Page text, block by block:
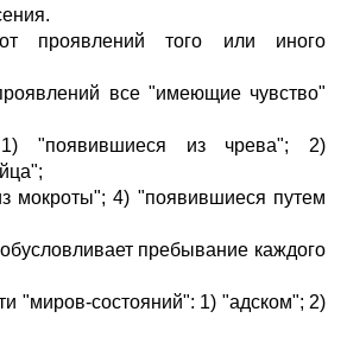
проявлений того или иного
все "имеющие чувство"
"появившиеся из чрева"; 2)
мокроты"; 4) "появившиеся путем
пребывание каждого
"миров-состояний": 1) "адском"; 2)